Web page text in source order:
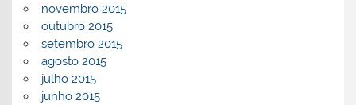
novembro 2015
outubro 2015
setembro 2015
agosto 2015
julho 2015
junho 2015